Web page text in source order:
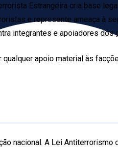
Estrangeira cria base
e represente ameaça à
integrantes e apoiadores dos
apoio material às
nacional. A Lei